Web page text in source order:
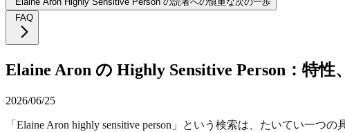
FAQ
Elaine Aron の Highly Sensitive Person：特
2026/06/25
「Elaine Aron highly sensitive person」という検索は、たいてい一